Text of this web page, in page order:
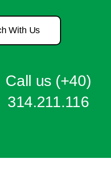
With Us
Call us (+40)
314.211.116